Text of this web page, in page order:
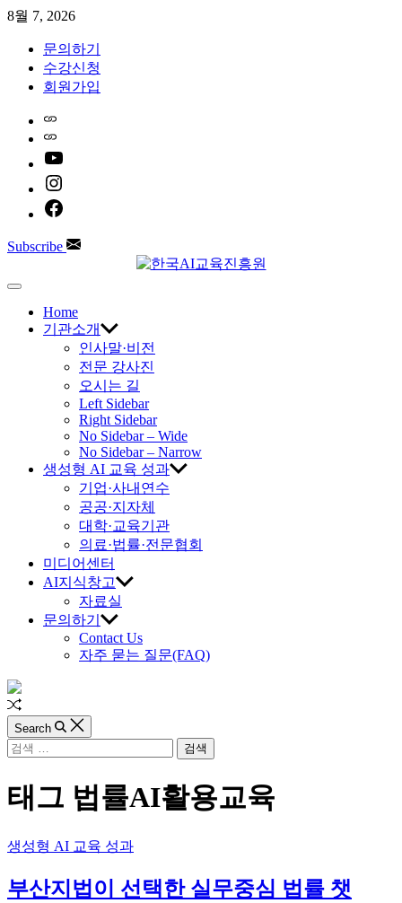
Skip
content
8월 7, 2026
문의하기
수강신청
회원가입
Subscribe
한
국
진
원
Off
CanvasHome
기관소개
인사말·비전
전문 강사진
오시는 길
Left Sidebar
Right Sidebar
No Sidebar – Wide
No Sidebar – Narrow
생성형 AI 교육 성과
기업·사내연수
공공·지자체
대학·교육기관
의료·법률·전문협회
미디어센터
AI지식창고
자료실
문의하기
Contact Us
자주 묻는 질문(FAQ)
Random
Article
Search
검
태그 법률AI활용교육
Categories
생성형 AI 교육 성과
부산지법이 선택한 실무중심 법률 챗